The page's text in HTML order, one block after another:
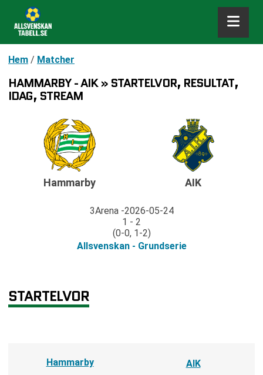
Hem / Matcher
HAMMARBY - AIK » STARTELVOR, RESULTAT,
IDAG, STREAM
Hammarby
3Arena 2026-05-24
1 - 2
(0-0, 1-2)
Allsvenskan - Grundserie
AIK
STARTELVOR
Hammarby AIK